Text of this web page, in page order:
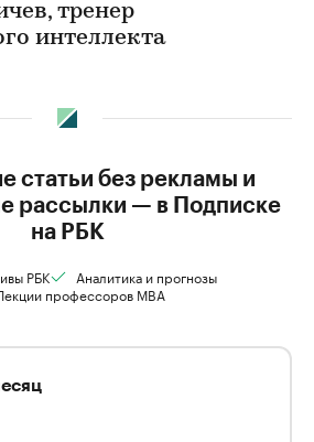
тренер
интеллекта
статьи без рекламы и
рассылки — в Подписке
на РБК
РБК
Аналитика и прогнозы
профессоров MBA